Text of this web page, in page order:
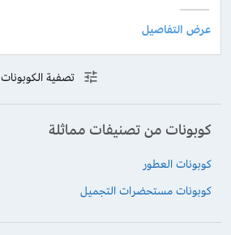
تصفية الكوبونات
كوبونات من تصنيفات مماثلة
كوبونات العطور
كوبونات مستحضرات التجميل